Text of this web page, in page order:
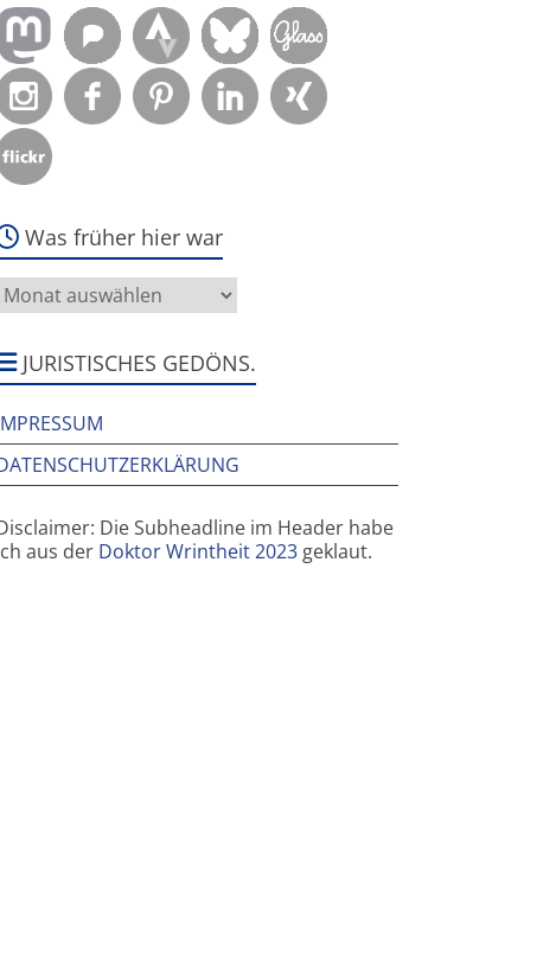
Was früher hier war
Was
JURISTISCHES GEDÖNS.
Die Subheadline im Header habe
aus der Doktor Wrintheit 2023 geklaut.